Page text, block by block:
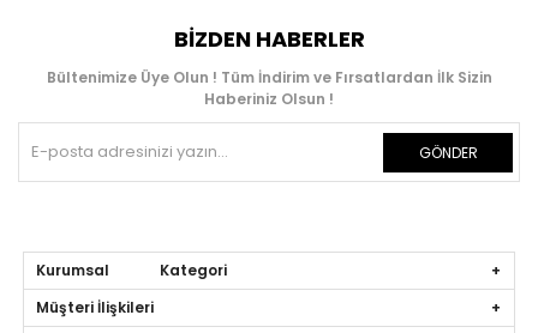
BIZDEN HABERLER
Bültenimize Üye Olun ! Tüm İndirim ve Fırsatlardan İlk Sizin
Haberiniz Olsun !
GÖNDER
Kurumsal Kategori
Müşteri İlişkileri